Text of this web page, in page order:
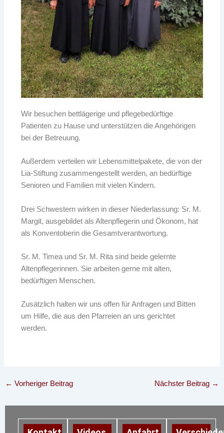
Wir besuchen bettlägerige und pflegebedürftige
Patienten zu Hause und unterstützen die Angehörigen
bei der Betreuung.
Außerdem verteilen wir Lebensmittelpakete, die von der
Lia-Stiftung zusammengestellt werden, an bedürftige
Senioren und Familien mit vielen Kindern.
Drei Schwestern wirken in dieser Niederlassung: Sr. M.
Margit, ausgebildet als Altenpflegerin und Ökonom, hat
als Konventoberin die Gesamtverantwortung.
Sr. M. Timea und Sr. M. Rita sind beide gelernte
Altenpflegerinnen. Sie arbeiten gerne mit alten,
bedürftigen Menschen.
Zusätzlich halten wir uns offen für Anfragen und Bitten
um Hilfe, die aus den Pfarreien an uns gerichtet
werden.
← Vorheriger Beitrag Nächster Beitrag →